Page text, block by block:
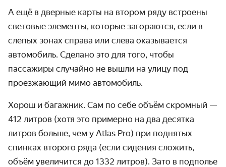
А ещё в дверные карты на втором ряду встроены
световые элементы, которые загораются, если в
слепых зонах справа или слева оказывается
автомобиль. Сделано это для того, чтобы
пассажиры случайно не вышли на улицу под
проезжающий мимо автомобиль.
Хорош и багажник. Сам по себе объём скромный —
412 литров (хотя это примерно на два десятка
литров больше, чем у Atlas Pro) при поднятых
спинках второго ряда (если сидения сложить,
объём увеличится до 1332 литров). Зато в подполье